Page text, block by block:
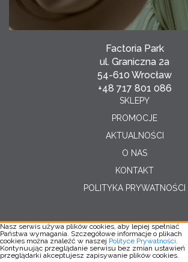
Factoria Park
ul. Graniczna 2a
54-610 Wrocław
+48 717 801 086
SKLEPY
PROMOCJE
AKTUALNOŚCI
O NAS
KONTAKT
POLITYKA PRYWATNOŚCI
Copyright © 2026
Realizacja:YC
Nasz serwis używa plików cookies, aby lepiej spełniać
Państwa wymagania. Szczegółowe informacje o plikach
cookies można znaleźć w naszej Polityce Prywatności.
Kontynuując przeglądanie serwisu bez zmian ustawień
przeglądarki akceptujesz zapisywanie plików cookies.